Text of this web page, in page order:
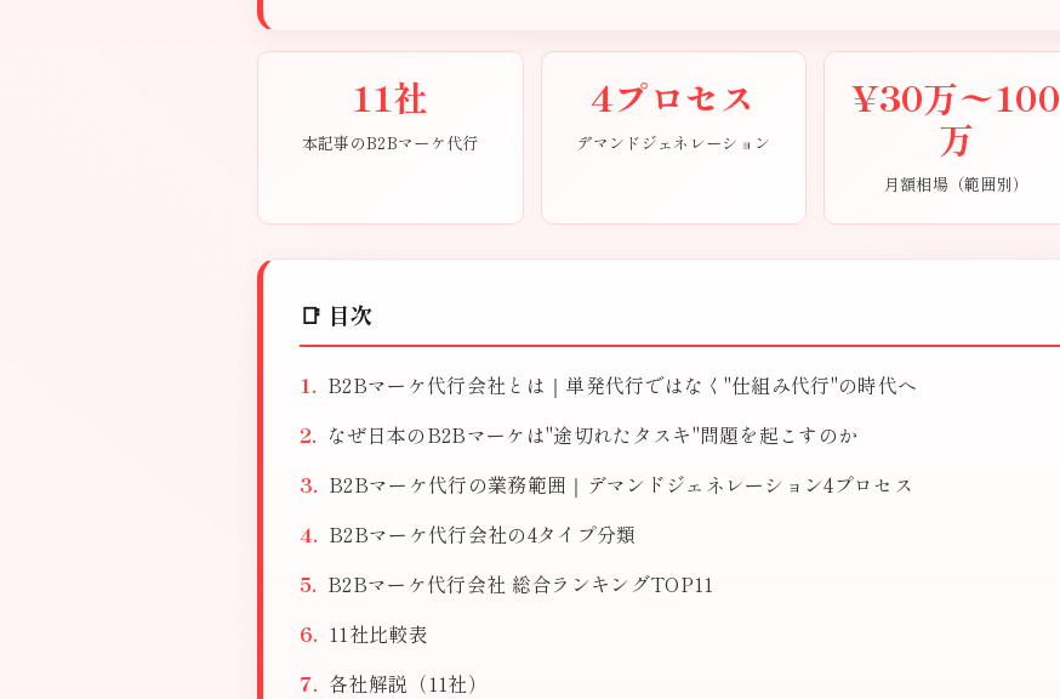
11社
本記事のB2Bマーケ代行
4プロセス
デマンドジェネレーション
¥30万〜100
万
月額相場（範囲別）
📑 目次
B2Bマーケ代行会社とは｜単発代行ではなく"仕組み代行"の時代へ
なぜ日本のB2Bマーケは"途切れたタスキ"問題を起こすのか
B2Bマーケ代行の業務範囲｜デマンドジェネレーション4プロセス
B2Bマーケ代行会社の4タイプ分類
B2Bマーケ代行会社 総合ランキングTOP11
11社比較表
各社解説（11社）